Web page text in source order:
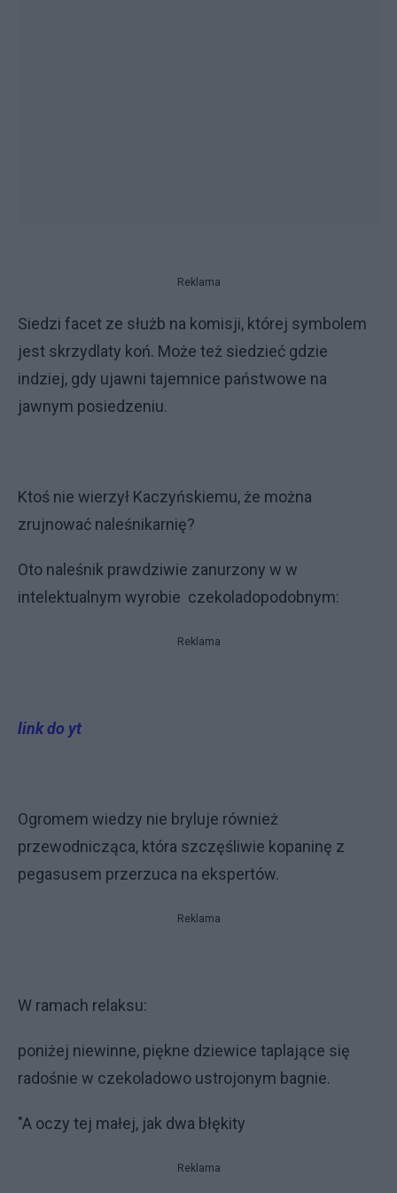
Reklama
Siedzi facet ze służb na komisji, której symbolem
jest skrzydlaty koń. Może też siedzieć gdzie
indziej, gdy ujawni tajemnice państwowe na
jawnym posiedzeniu.
Ktoś nie wierzył Kaczyńskiemu, że można
zrujnować naleśnikarnię?
Oto naleśnik prawdziwie zanurzony w w
intelektualnym wyrobie czekoladopodobnym:
Reklama
link do yt
Ogromem wiedzy nie bryluje również
przewodnicząca, która szczęśliwie kopaninę z
pegasusem przerzuca na ekspertów.
Reklama
W ramach relaksu:
poniżej niewinne, piękne dziewice taplające się
radośnie w czekoladowo ustrojonym bagnie.
"A oczy tej małej, jak dwa błękity
Reklama